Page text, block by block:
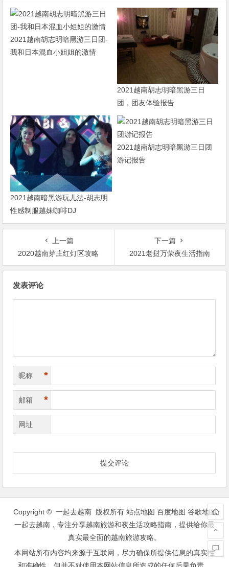
2021越南胡志明暗黑游三日团-
我和日本混血小姐姐的激情
2021越南胡志明暗黑游三日
团，团友体验报告
2021越南暗黑游玩儿法-胡志明
性感制服越妹咖啡DJ
2021越南胡志明暗黑游三日团
游记报告
上一篇
2020越南芽庄红灯区攻略
下一篇
2021老挝万荣夜生活指南
发表评论
昵称 *
邮箱 *
网址
Copyright © 一起去越南 版权所有 站点地图 百度地图 谷歌地图
一起去越南，专注分享越南旅游和夜生活攻略指南，提供给你最
真实最全面的越南旅游攻略。
本网站所有内容均来源于互联网，尽力确保所提供信息的真实性